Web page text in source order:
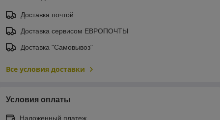
Доставка почтой
Доставка сервисом ЕВРОПОЧТЫ
Доставка "Самовывоз"
Все условия доставки
Условия оплаты
Наложенный платеж